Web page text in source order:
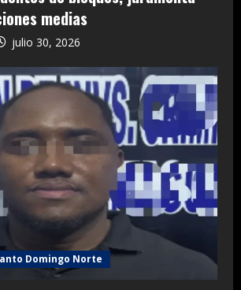
medias
julio 30, 2026
Domingo Norte